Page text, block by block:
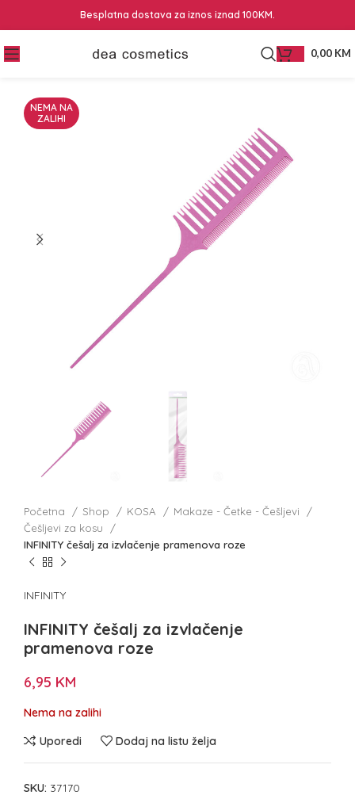
Besplatna dostava za iznos iznad 100KM.
0,00 KM
NEMA NA
ZALIHI
Početna Shop KOSA
Makaze - Četke - Češljevi
Češljevi za kosu
INFINITY češalj za izvlačenje pramenova roze
INFINITY
INFINITY češalj za izvlačenje
pramenova roze
6,95 KM
Nema na zalihi
Uporedi
Dodaj na listu želja
SKU: 37170